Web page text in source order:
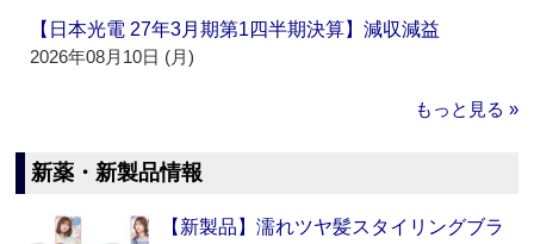
【日本光電 27年3月期第1四半期決算】減収減益
2026年08月10日 (月)
もっと見る »
新薬・新製品情報
【新製品】濡れツヤ髪スタイリングブラ